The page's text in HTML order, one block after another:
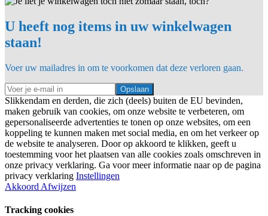
U heeft nog items in uw winkelwagen
staan!
Voer uw mailadres in om te voorkomen dat deze verloren gaan.
Opslaan
Slikkendam en derden, die zich (deels) buiten de EU bevinden,
maken gebruik van cookies, om onze website te verbeteren, om
gepersonaliseerde advertenties te tonen op onze websites, om een
koppeling te kunnen maken met social media, en om het verkeer op
de website te analyseren. Door op akkoord te klikken, geeft u
toestemming voor het plaatsen van alle cookies zoals omschreven in
onze privacy verklaring. Ga voor meer informatie naar op de pagina
privacy verklaring Instellingen
Akkoord Afwijzen
Tracking cookies